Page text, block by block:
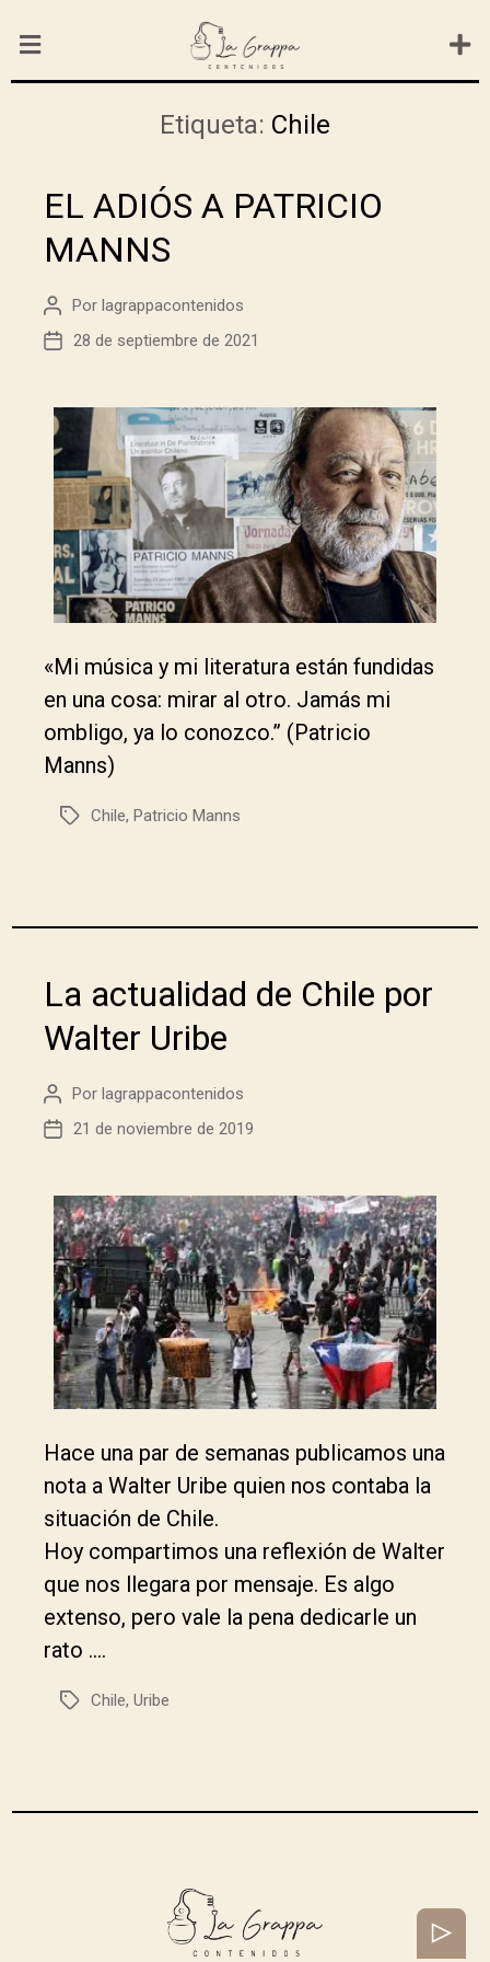
Etiqueta: Chile
EL ADIÓS A PATRICIO
MANNS
Por lagrappacontenidos
28 de septiembre de 2021
«Mi música y mi literatura están fundidas
en una cosa: mirar al otro. Jamás mi
ombligo, ya lo conozco.” (Patricio
Manns)
Chile, Patricio Manns
La actualidad de Chile por
Walter Uribe
Por lagrappacontenidos
21 de noviembre de 2019
Hace una par de semanas publicamos una
nota a Walter Uribe quien nos contaba la
situación de Chile.
Hoy compartimos una reflexión de Walter
que nos llegara por mensaje. Es algo
extenso, pero vale la pena dedicarle un
rato ….
Chile, Uribe